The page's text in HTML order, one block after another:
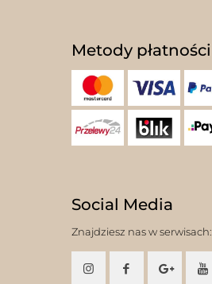
Metody płatności
Social Media
Znajdziesz nas w serwisach: